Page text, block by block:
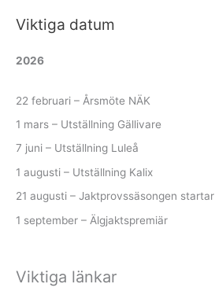
k
Viktiga datum
2026
22 februari – Årsmöte NÄK
1 mars – Utställning Gällivare
7 juni – Utställning Luleå
1 augusti – Utställning Kalix
21 augusti – Jaktprovssäsongen startar
1 september – Älgjaktspremiär
Viktiga länkar